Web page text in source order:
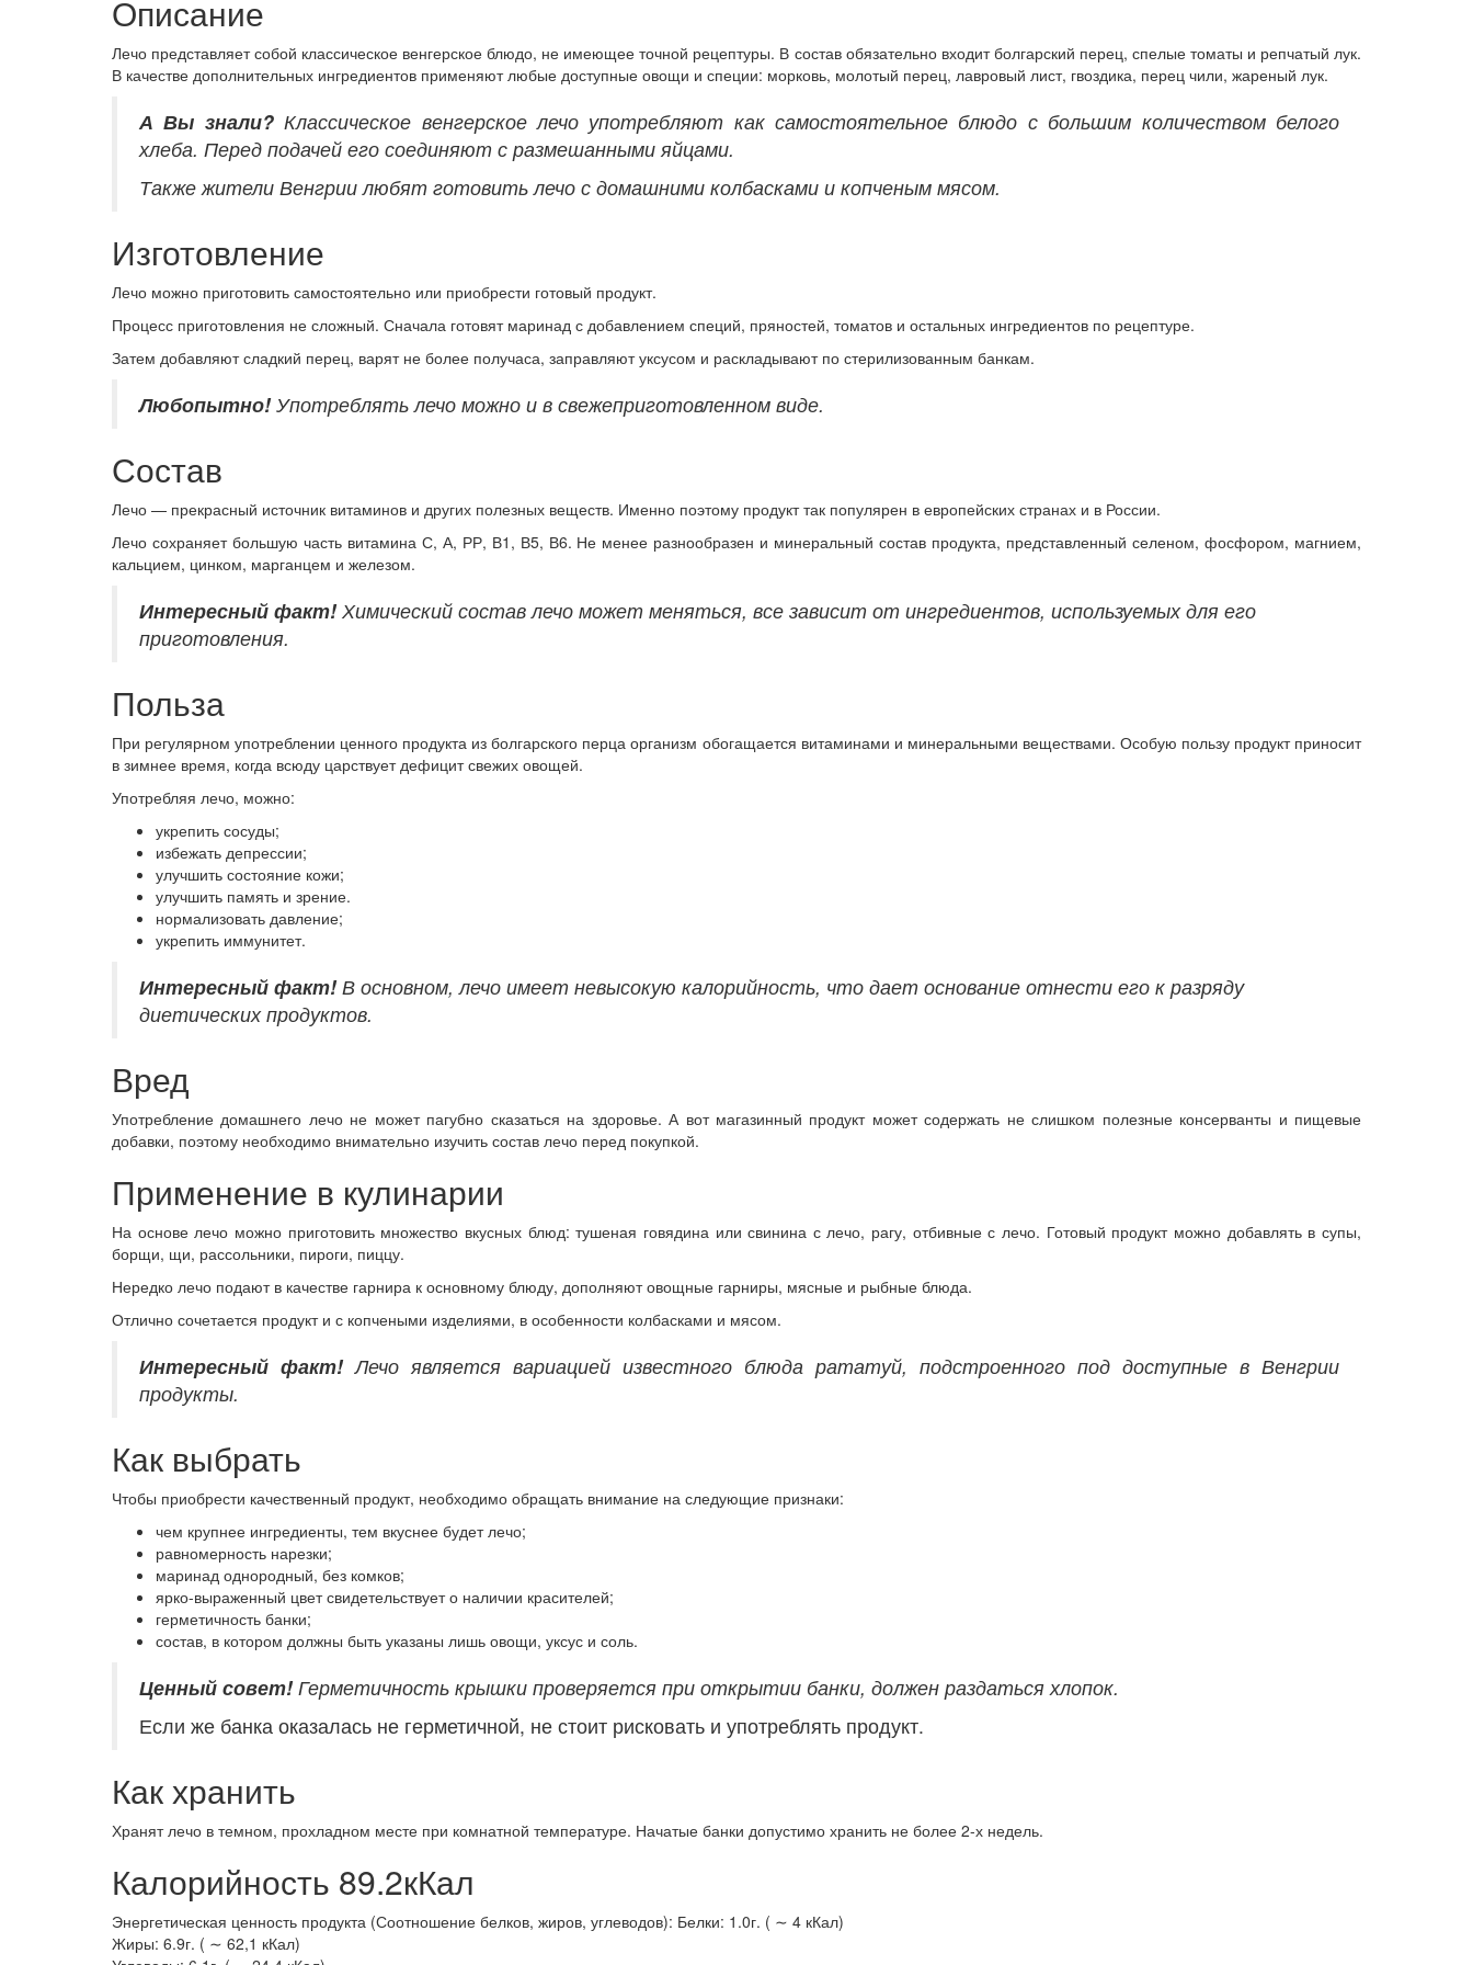
Описание
Лечо представляет собой классическое венгерское блюдо, не имеющее точной рецептуры. В состав обязательно входит болгарский перец, спелые томаты и репчатый лук.
В качестве дополнительных ингредиентов применяют любые доступные овощи и специи: морковь, молотый перец, лавровый лист, гвоздика, перец чили, жареный лук.
А Вы знали?Классическое венгерское лечо употребляют как самостоятельное блюдо с большим количеством белого
хлеба. Перед подачей его соединяют с размешанными яйцами.
Также жители Венгрии любят готовить лечо с домашними колбасками и копченым мясом.
Изготовление
Лечо можно приготовить самостоятельно или приобрести готовый продукт.
Процесс приготовления не сложный. Сначала готовят маринад с добавлением специй, пряностей, томатов и остальных ингредиентов по рецептуре.
Затем добавляют сладкий перец, варят не более получаса, заправляют уксусом и раскладывают по стерилизованным банкам.
Любопытно!Употреблять лечо можно и в свежеприготовленном виде.
Состав
Лечо — прекрасный источник витаминов и других полезных веществ. Именно поэтому продукт так популярен в европейских странах и в России.
Лечо сохраняет большую часть витамина С, А, РР, В1, В5, В6. Не менее разнообразен и минеральный состав продукта, представленный селеном, фосфором, магнием,
кальцием, цинком, марганцем и железом.
Интересный факт!Химический состав лечо может меняться, все зависит от ингредиентов, используемых для его
приготовления.
Польза
При регулярном употреблении ценного продукта из болгарского перца организм обогащается витаминами и минеральными веществами. Особую пользу продукт приносит
в зимнее время, когда всюду царствует дефицит свежих овощей.
Употребляя лечо, можно:
укрепить сосуды;
избежать депрессии;
улучшить состояние кожи;
улучшить память и зрение.
нормализовать давление;
укрепить иммунитет.
Интересный факт!В основном, лечо имеет невысокую калорийность, что дает основание отнести его к разряду
диетических продуктов.
Вред
Употребление домашнего лечо не может пагубно сказаться на здоровье. А вот магазинный продукт может содержать не слишком полезные консерванты и пищевые
добавки, поэтому необходимо внимательно изучить состав лечо перед покупкой.
Применение в кулинарии
На основе лечо можно приготовить множество вкусных блюд: тушеная говядина или свинина с лечо, рагу, отбивные с лечо. Готовый продукт можно добавлять в супы,
борщи, щи, рассольники, пироги, пиццу.
Нередко лечо подают в качестве гарнира к основному блюду, дополняют овощные гарниры, мясные и рыбные блюда.
Отлично сочетается продукт и с копчеными изделиями, в особенности колбасками и мясом.
Интересный факт!Лечо является вариацией известного блюда рататуй, подстроенного под доступные в Венгрии
продукты.
Как выбрать
Чтобы приобрести качественный продукт, необходимо обращать внимание на следующие признаки:
чем крупнее ингредиенты, тем вкуснее будет лечо;
равномерность нарезки;
маринад однородный, без комков;
ярко-выраженный цвет свидетельствует о наличии красителей;
герметичность банки;
состав, в котором должны быть указаны лишь овощи, уксус и соль.
Ценный совет!Герметичность крышки проверяется при открытии банки, должен раздаться хлопок.
Если же банка оказалась не герметичной, не стоит рисковать и употреблять продукт.
Как хранить
Хранят лечо в темном, прохладном месте при комнатной температуре. Начатые банки допустимо хранить не более 2-х недель.
Калорийность 89.2кКал
Энергетическая ценность продукта (Соотношение белков, жиров, углеводов): Белки: 1.0г. ( ∼ 4 кКал)
Жиры: 6.9г. ( ∼ 62,1 кКал)